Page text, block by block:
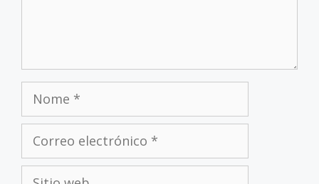
Nome
Correo
electrónico
Sitio